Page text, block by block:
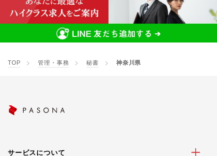
TOP 管理・事務 秘書 神奈川県
サービスについて